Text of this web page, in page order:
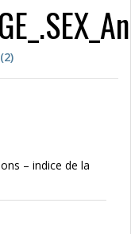
– indice de la